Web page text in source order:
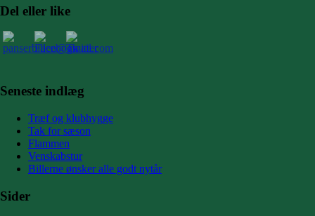
Del eller like
Seneste indlæg
Træf og klubhygge
Tak for sæson
Flammen
Venskabstur
Billerne ønsker alle godt nytår
Sider